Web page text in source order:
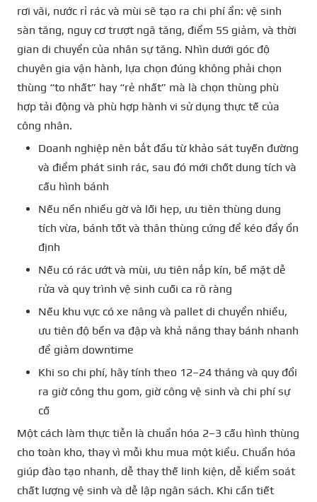
rơi vãi, nước rỉ rác và mùi sẽ tạo ra chi phí ẩn: vệ sinh
sàn tăng, nguy cơ trượt ngã tăng, điểm 5S giảm, và thời
gian di chuyển của nhân sự tăng. Nhìn dưới góc độ
chuyên gia vận hành, lựa chọn đúng không phải chọn
thùng “to nhất” hay “rẻ nhất” mà là chọn thùng phù
hợp tải động và phù hợp hành vi sử dụng thực tế của
công nhân.
Doanh nghiệp nên bắt đầu từ khảo sát tuyến đường
và điểm phát sinh rác, sau đó mới chốt dung tích và
cấu hình bánh
Nếu nền nhiều gờ và lối hẹp, ưu tiên thùng dung
tích vừa, bánh tốt và thân thùng cứng để kéo đẩy ổn
định
Nếu có rác ướt và mùi, ưu tiên nắp kín, bề mặt dễ
rửa và quy trình vệ sinh cuối ca rõ ràng
Nếu khu vực có xe nâng và pallet di chuyển nhiều,
ưu tiên độ bền va đập và khả năng thay bánh nhanh
để giảm downtime
Khi so chi phí, hãy tính theo 12–24 tháng và quy đổi
ra giờ công thu gom, giờ công vệ sinh và chi phí sự
cố
Một cách làm thực tiễn là chuẩn hóa 2–3 cấu hình thùng
cho toàn kho, thay vì mỗi khu mua một kiểu. Chuẩn hóa
giúp đào tạo nhanh, dễ thay thế linh kiện, dễ kiểm soát
chất lượng vệ sinh và dễ lập ngân sách. Khi cần tiết